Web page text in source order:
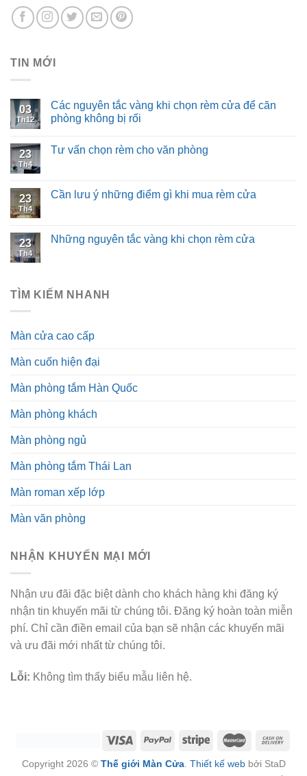
TIN MỚI
03
Th12
Các nguyên tắc vàng khi chọn rèm cửa để căn
phòng không bị rối
23
Th4
Tư vấn chọn rèm cho văn phòng
23
Th4
Cần lưu ý những điểm gì khi mua rèm cửa
23
Th4
Những nguyên tắc vàng khi chọn rèm cửa
TÌM KIẾM NHANH
Màn cửa cao cấp
Màn cuốn hiện đại
Màn phòng tắm Hàn Quốc
Màn phòng khách
Màn phòng ngủ
Màn phòng tắm Thái Lan
Màn roman xếp lớp
Màn văn phòng
NHẬN KHUYẾN MẠI MỚI
Nhận ưu đãi đặc biệt dành cho khách hàng khi đăng ký
nhận tin khuyến mãi từ chúng tôi. Đăng ký hoàn toàn miễn
phí. Chỉ cần điền email của bạn sẽ nhận các khuyến mãi
và ưu đãi mới nhất từ chúng tôi.
Lỗi: Không tìm thấy biểu mẫu liên hệ.
Copyright 2026 © Thế giới Màn Cửa. Thiết kế webbởi StaD